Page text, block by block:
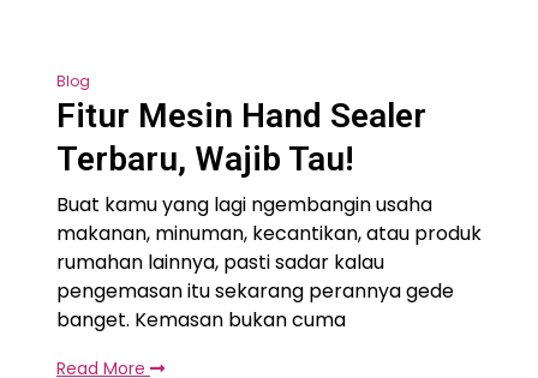
Blog
Fitur Mesin Hand Sealer
Terbaru, Wajib Tau!
Buat kamu yang lagi ngembangin usaha
makanan, minuman, kecantikan, atau produk
rumahan lainnya, pasti sadar kalau
pengemasan itu sekarang perannya gede
banget. Kemasan bukan cuma
Read More